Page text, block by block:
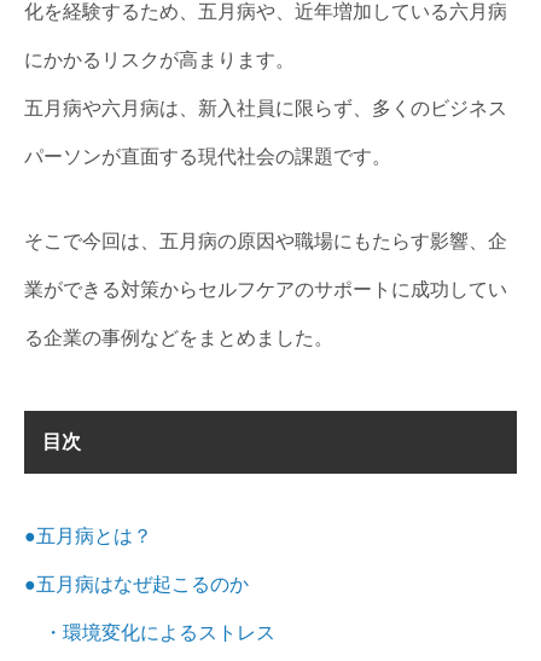
化を経験するため、五月病や、近年増加している六月病
にかかるリスクが高まります。
五月病や六月病は、新入社員に限らず、多くのビジネス
パーソンが直面する現代社会の課題です。
そこで今回は、五月病の原因や職場にもたらす影響、企
業ができる対策からセルフケアのサポートに成功してい
る企業の事例などをまとめました。
目次
●五月病とは？
●五月病はなぜ起こるのか
・環境変化によるストレス